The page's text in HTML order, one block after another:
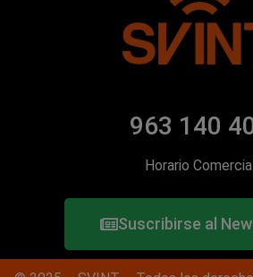
963 140
Horario
Suscribirse al